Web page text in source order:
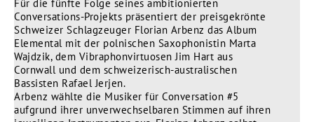
Für die fünfte Folge seines ambitionierten
Conversations-Projekts präsentiert der preisgekrönte
Schweizer Schlagzeuger Florian Arbenz das Album
Elemental mit der polnischen Saxophonistin Marta
Wajdzik, dem Vibraphonvirtuosen Jim Hart aus
Cornwall und dem schweizerisch-australischen
Bassisten Rafael Jerjen.
Arbenz wählte die Musiker für Conversation #5
aufgrund ihrer unverwechselbaren Stimmen auf ihren